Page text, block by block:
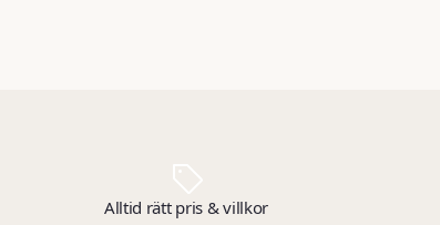
Alltid rätt pris & villkor